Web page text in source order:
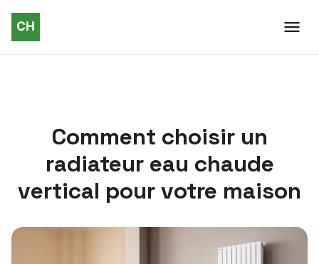
Comment choisir un
radiateur eau chaude
vertical pour votre maison